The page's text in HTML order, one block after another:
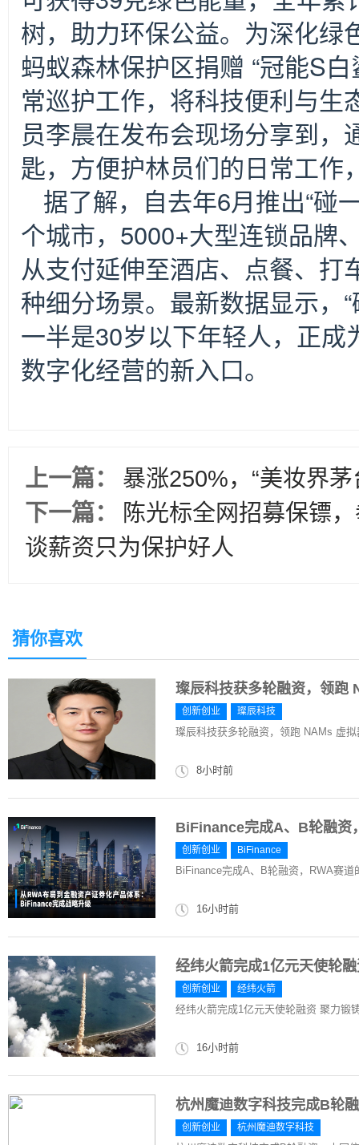
树，助力环保公益。为深化绿
蚂蚁森林保护区捐赠 “冠能S
常巡护工作，将科技便利与生
员李晨在发布会现场分享到，
匙，方便护林员们的日常工作
据了解，自去年6月推出“碰
个城市，5000+大型连锁品牌
从支付延伸至酒店、点餐、打
种细分场景。最新数据显示，
一半是30岁以下年轻人，正
数字化经营的新入口。
上一篇：
暴涨250%，“美妆界
下一篇：
陈光标全网招募保镖
谈薪资只为保护好人
猜你喜欢
璨辰科技获多轮融资，领跑
创新创业 璨辰科技
璨辰科技获多轮融资，领跑 NAMs 虚
8小时前
​BiFinance完成A、B轮融资
创新创业 ​BiFinance
​BiFinance完成A、B轮融资，RWA赛道
16小时前
经纬火箭完成1亿元天使轮
创新创业 经纬火箭
经纬火箭完成1亿元天使轮融资 聚力锻
16小时前
杭州魔迪数字科技完成B轮
创新创业 杭州魔迪数字科技